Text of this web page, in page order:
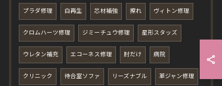
プラダ修理 白再生 芯材補強 擦れ ヴィトン修理
クロムハーツ修理 ジミーチュウ修理 星形スタッズ
ウレタン補充 エコーネス修理 肘だけ 病院
クリニック 待合室ソファ リーズナブル 革ジャン修理